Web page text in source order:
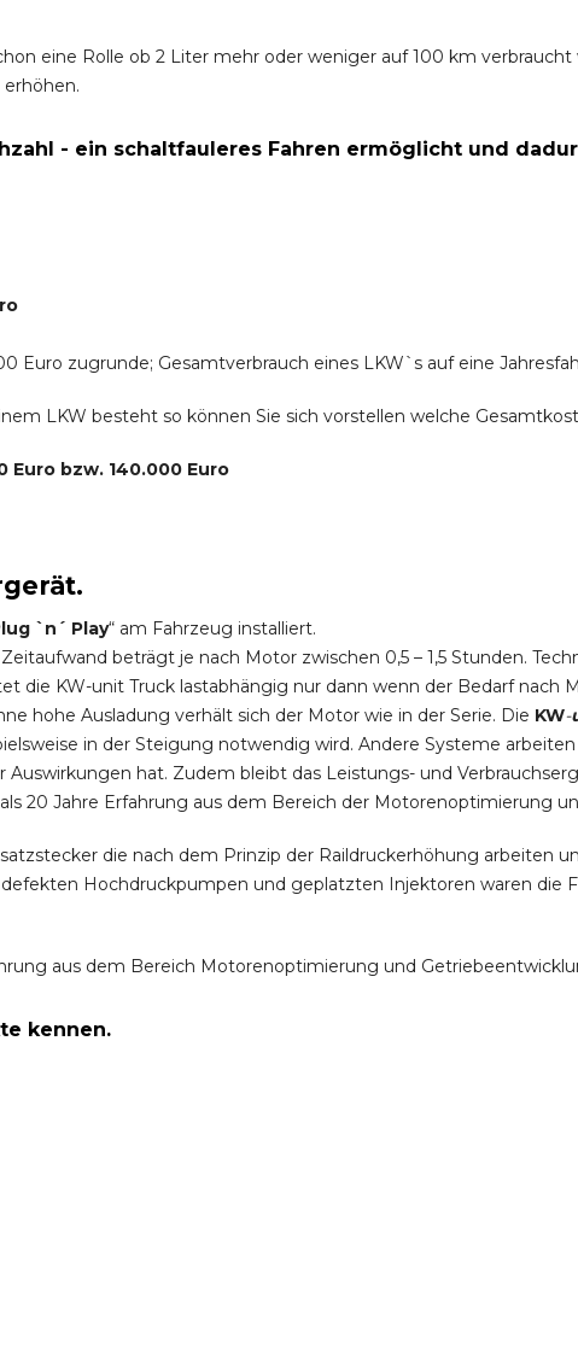
eine Rolle ob 2 Liter mehr oder weniger auf 100 km
- ein schaltfauleres Fahren ermöglicht und
Euro zugrunde; Gesamtverbrauch eines LKW`s auf eine
LKW besteht so können Sie sich vorstellen welche
Euro bzw. 140.000 Euro
`n´ Play“ am Fahrzeug installiert.
beträgt je nach Motor zwischen 0,5 – 1,5 Stunden.
die KW-unit Truck lastabhängig nur dann wenn der Bedarf nach
hohe Ausladung verhält sich der Motor wie in der Serie. Die KW-
in der Steigung notwendig wird. Andere Systeme
hat. Zudem bleibt das Leistungs- und
20 Jahre Erfahrung aus dem Bereich der Motorenoptimierung
die nach dem Prinzip der Raildruckerhöhung arbeiten
Hochdruckpumpen und geplatzten Injektoren waren die
aus dem Bereich Motorenoptimierung und
kennen.